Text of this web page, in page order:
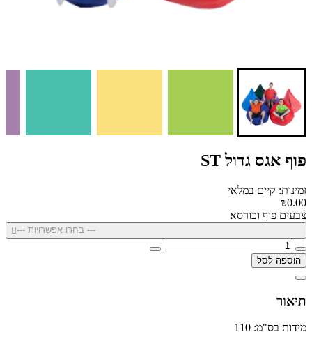
פוף אגס גדול ST
זמינות: קיים במלאי
₪0.00
צבעים פוף וכורסא
--- בחרו אפשרויות ---
הוספה לסל
תיאור
מידות בס"מ: 110